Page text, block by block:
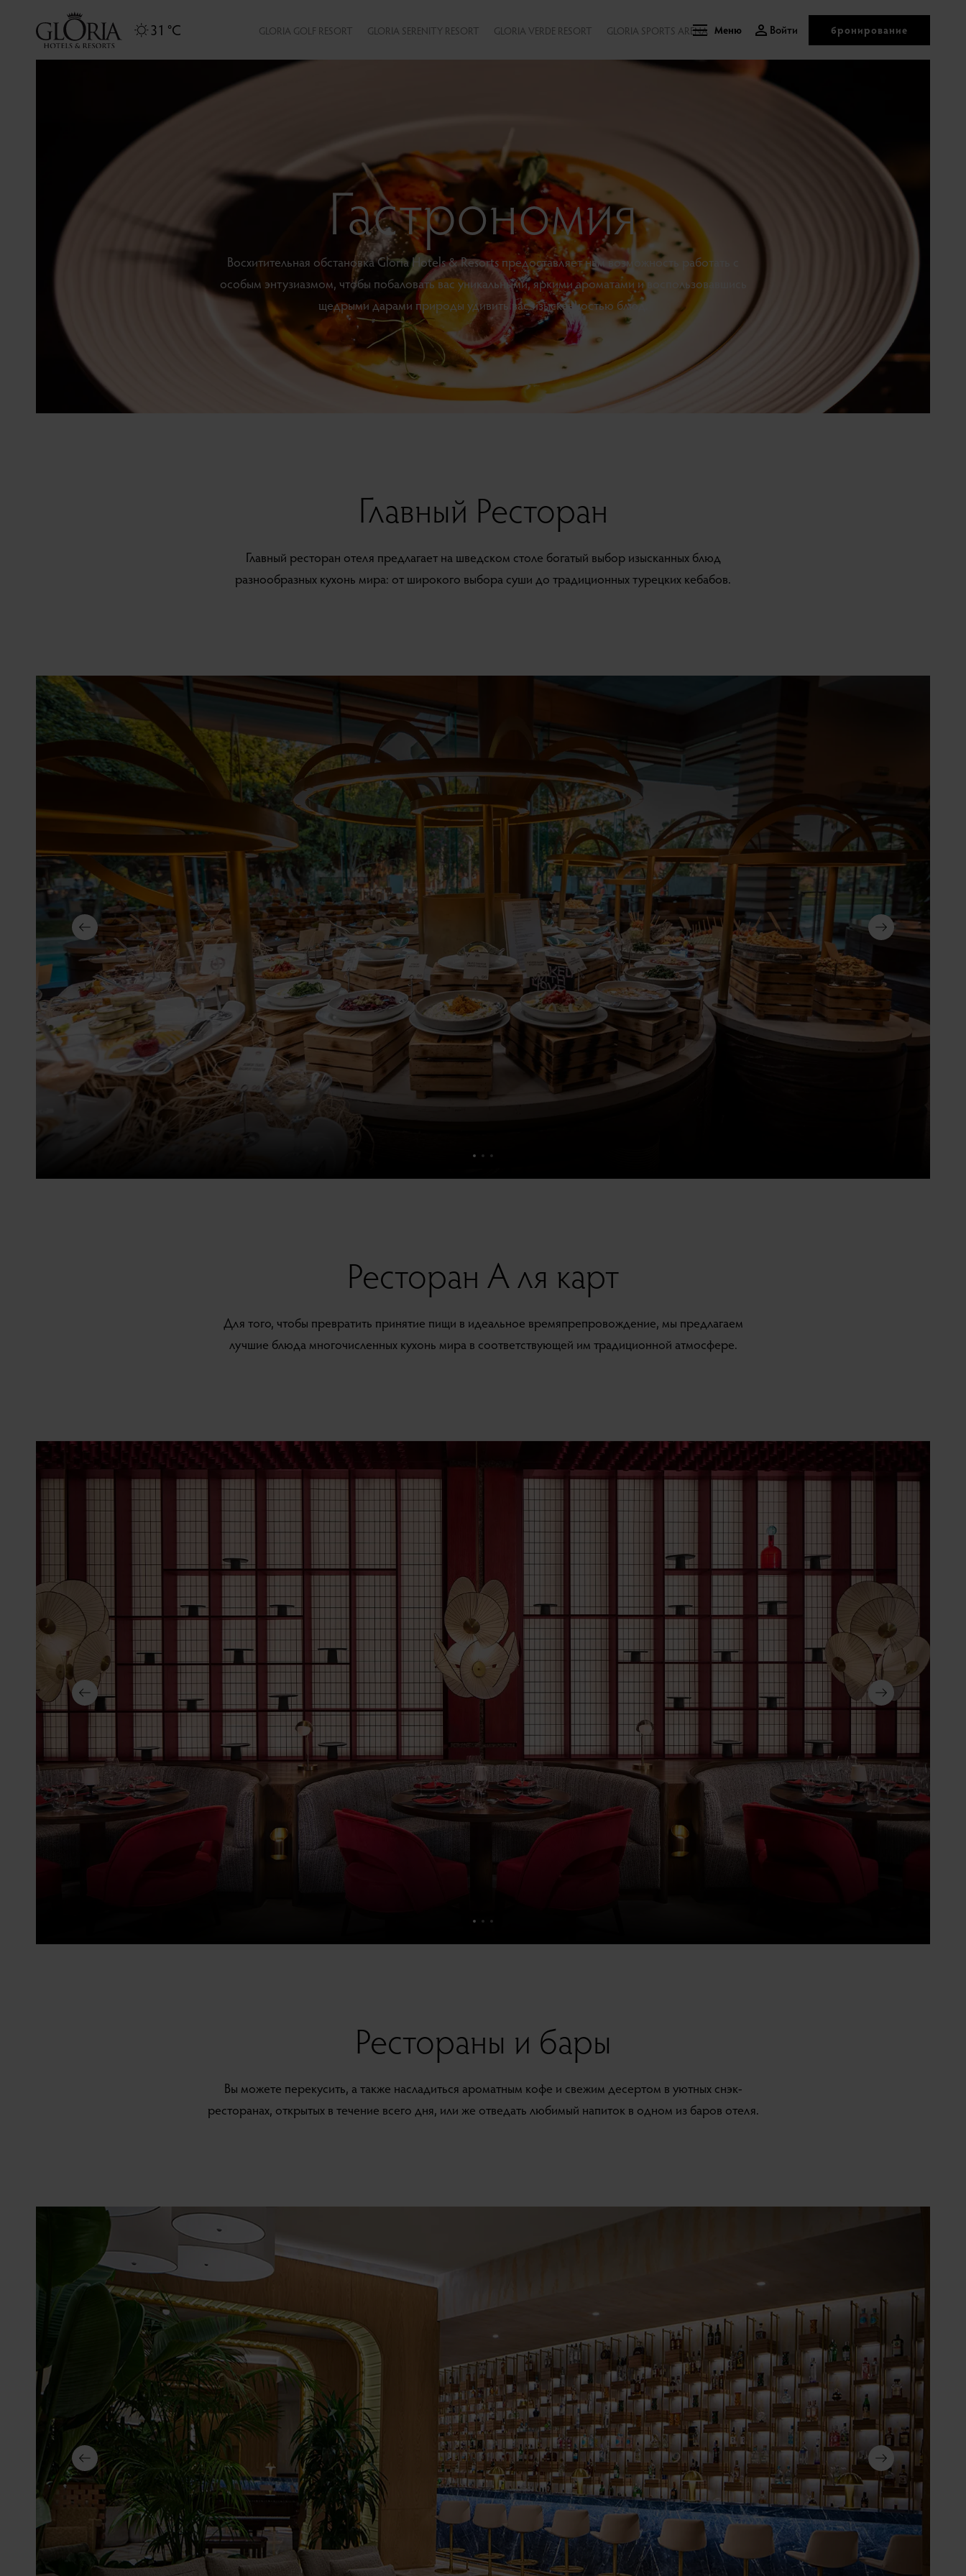
31 °C GLORIA GOLF RESORT GLORIA SERENITY RESORT GLORIA VERDE RESORT GLORIA SPORTS ARENA бронирование
Войти
Меню
Гастрономия
Восхитительная обстановка Gloria Hotels & Resorts предоставляет нам возможность работать с
особым энтузиазмом, чтобы побаловать вас уникальными, яркими ароматами и воспользовавшись
щедрыми дарами природы удивить вас изысканностью блюд.
Главный Ресторан
Главный ресторан отеля предлагает на шведском столе богатый выбор изысканных блюд
разнообразных кухонь мира: от широкого выбора суши до традиционных турецких кебабов.
Ресторан А ля карт
Для того, чтобы превратить принятие пищи в идеальное времяпрепровождение, мы предлагаем
лучшие блюда многочисленных кухонь мира в соответствующей им традиционной атмосфере.
Рестораны и бары
Вы можете перекусить, а также насладиться ароматным кофе и свежим десертом в уютных снэк-
ресторанах, открытых в течение всего дня, или же отведать любимый напиток в одном из баров отеля.